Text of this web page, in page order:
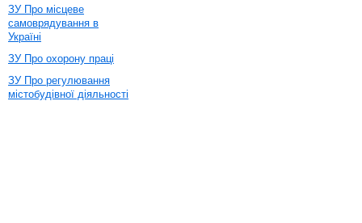
ЗУ Про місцеве
самоврядування в
Україні
ЗУ Про охорону праці
ЗУ Про регулювання
містобудівної діяльності